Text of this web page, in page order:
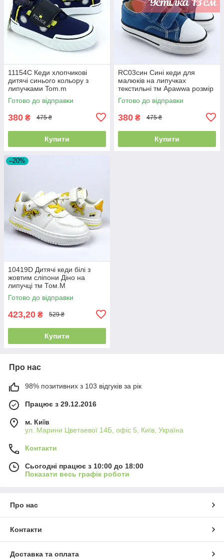
11154C Кеди хлопчикові
дитячі синього кольору з
липучками Tom.m
Готово до відправки
380 ₴ 475 ₴
Купити
RC03син Сині кеди для
малюків на липучках
текстильні тм Apawwa розмір
19 - устілка 13 см
Готово до відправки
380 ₴ 475 ₴
Купити
–20%
10419D Дитячі кеди білі з
жовтим сліпони Діно на
липучці тм Том.М
Готово до відправки
423,20 ₴ 529 ₴
Купити
Про нас
98% позитивних з 103 відгуків за рік
Працює з 29.12.2016
м. Київ
ул. Марини Цветаевої 14Б, офіс 5, Київ, Україна
Контакти
Сьогодні працює з 10:00 до 18:00
Показати весь графік роботи
Про нас
Контакти
Доставка та оплата